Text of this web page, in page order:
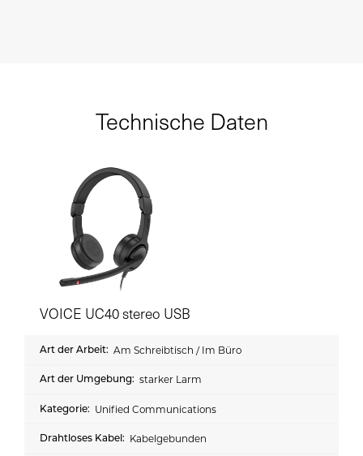
Technische Daten
VOICE UC40 stereo USB
Am Schreibtisch / Im Büro
starker Larm
Unified Communications
Kabelgebunden